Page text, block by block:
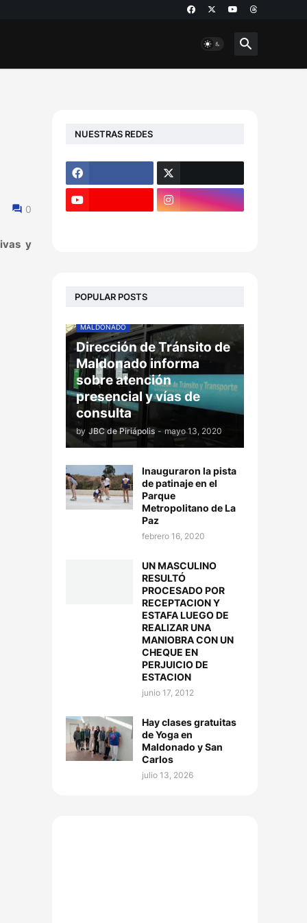
0
y
NUESTRAS REDES
POPULAR POSTS
MALDONADO
Dirección de Tránsito de
Maldonado informa
sobre atención
presencial y vías de
consulta
by JBC de Piriápolis - mayo 13, 2020
Inauguraron la pista
de patinaje en el
Parque
Metropolitano de La
Paz
febrero 16, 2020
UN MASCULINO
RESULTÓ
PROCESADO POR
RECEPTACION Y
ESTAFA LUEGO DE
REALIZAR UNA
MANIOBRA CON UN
CHEQUE EN
PERJUICIO DE
ESTACION
junio 17, 2012
Hay clases gratuitas
de Yoga en
Maldonado y San
Carlos
julio 13, 2026